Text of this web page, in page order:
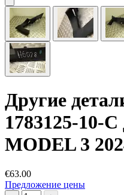
Другие
1783125-10-C
MODEL 3
€63.00
Предложение цены